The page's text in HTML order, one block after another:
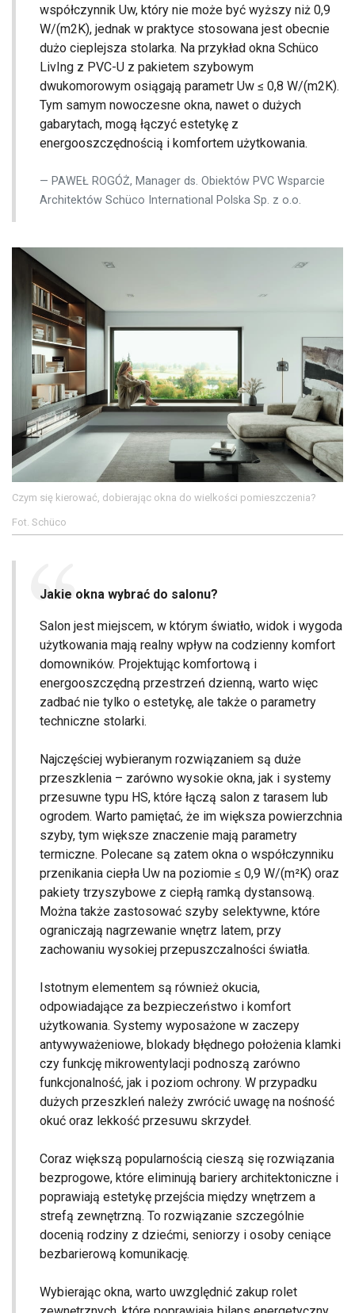
współczynnik Uw, który nie może być wyższy niż 0,9
W/(m2K), jednak w praktyce stosowana jest obecnie
dużo cieplejsza stolarka. Na przykład okna Schüco
LivIng z PVC-U z pakietem szybowym
dwukomorowym osiągają parametr Uw ≤ 0,8 W/(m2K).
Tym samym nowoczesne okna, nawet o dużych
gabarytach, mogą łączyć estetykę z
energooszczędnością i komfortem użytkowania.
PAWEŁ ROGÓŻ, Manager ds. Obiektów PVC Wsparcie
Architektów Schüco International Polska Sp. z o.o.
Czym się kierować, dobierając okna do wielkości pomieszczenia?
Fot. Schüco
Jakie okna wybrać do salonu?
Salon jest miejscem, w którym światło, widok i wygoda
użytkowania mają realny wpływ na codzienny komfort
domowników. Projektując komfortową i
energooszczędną przestrzeń dzienną, warto więc
zadbać nie tylko o estetykę, ale także o parametry
techniczne stolarki.
Najczęściej wybieranym rozwiązaniem są duże
przeszklenia – zarówno wysokie okna, jak i systemy
przesuwne typu HS, które łączą salon z tarasem lub
ogrodem. Warto pamiętać, że im większa powierzchnia
szyby, tym większe znaczenie mają parametry
termiczne. Polecane są zatem okna o współczynniku
przenikania ciepła Uw na poziomie ≤ 0,9 W/(m²K) oraz
pakiety trzyszybowe z ciepłą ramką dystansową.
Można także zastosować szyby selektywne, które
ograniczają nagrzewanie wnętrz latem, przy
zachowaniu wysokiej przepuszczalności światła.
Istotnym elementem są również okucia,
odpowiadające za bezpieczeństwo i komfort
użytkowania. Systemy wyposażone w zaczepy
antywyważeniowe, blokady błędnego położenia klamki
czy funkcję mikrowentylacji podnoszą zarówno
funkcjonalność, jak i poziom ochrony. W przypadku
dużych przeszkleń należy zwrócić uwagę na nośność
okuć oraz lekkość przesuwu skrzydeł.
Coraz większą popularnością cieszą się rozwiązania
bezprogowe, które eliminują bariery architektoniczne i
poprawiają estetykę przejścia między wnętrzem a
strefą zewnętrzną. To rozwiązanie szczególnie
docenią rodziny z dziećmi, seniorzy i osoby ceniące
bezbarierową komunikację.
Wybierając okna, warto uwzględnić zakup rolet